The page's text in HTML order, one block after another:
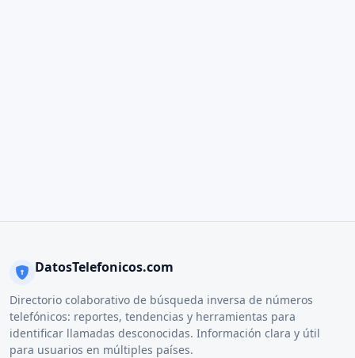
DatosTelefonicos.com
Directorio colaborativo de búsqueda inversa de números
telefónicos: reportes, tendencias y herramientas para
identificar llamadas desconocidas. Información clara y útil
para usuarios en múltiples países.